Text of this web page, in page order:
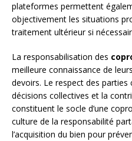
plateformes permettent
objectivement les situations
traitement ultérieur si
La responsabilisation des
meilleure connaissance de
devoirs. Le respect des
décisions collectives et la
constituent le socle d’une
culture de la responsabilité
l’acquisition du bien pour